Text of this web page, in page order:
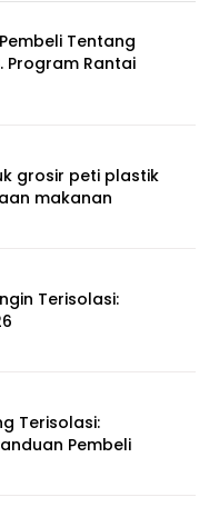
Tentang
Program Rantai
grosir peti plastik
makanan
Terisolasi:
Terisolasi:
Pembeli